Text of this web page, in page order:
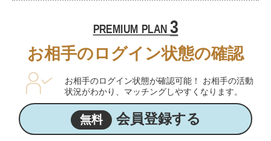
PREMIUM PLAN 3
お相手のログイン状態の確認
お相手のログイン状態が確認可能！ お相手の活動
状況がわかり、マッチングしやすくなります。
無料 会員登録する